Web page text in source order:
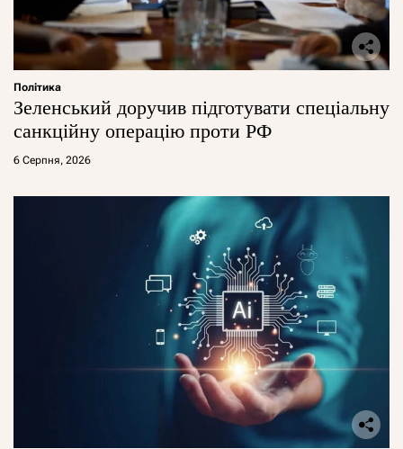
Політика
Зеленський доручив підготувати спеціальну
санкційну операцію проти РФ
6 Серпня, 2026